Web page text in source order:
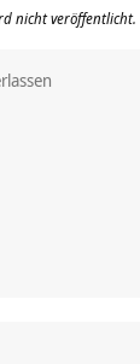
nicht veröffentlicht.